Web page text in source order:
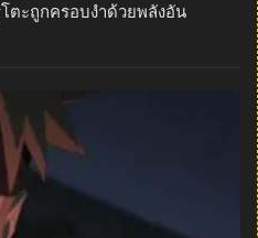
ตะถูกครอบงำด้วยพลังอัน